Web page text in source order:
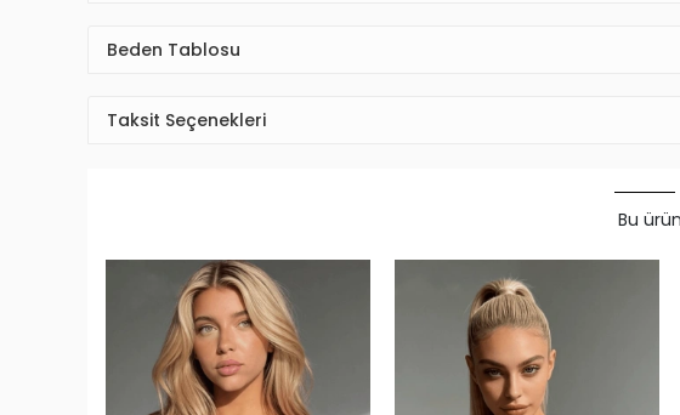
Beden Tablosu
Taksit Seçenekleri
Bu